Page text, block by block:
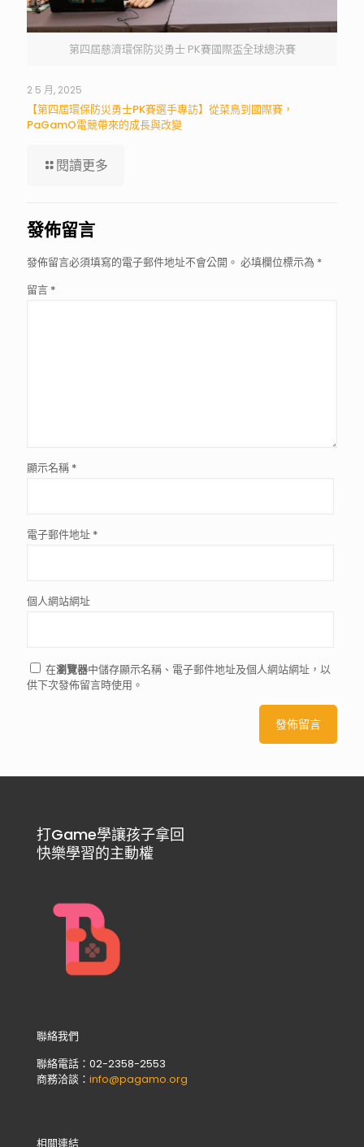
第四屆慈濟環保防災勇士 PK賽國際盃全球總決賽
2 5 月, 2025
【第四屆環保防災勇士PK賽選手專訪】從菜鳥到國際賽，
PaGamO電競帶來的成長與改變
閱讀更多
發佈留言
發佈留言必須填寫的電子郵件地址不會公開。 必填欄位標示為 *
留言 *
顯示名稱 *
電子郵件地址 *
個人網站網址
在瀏覽器中儲存顯示名稱、電子郵件地址及個人網站網址，以
供下次發佈留言時使用。
打Game學讓孩子拿回
快樂學習的主動權
聯絡我們
聯絡電話：02-2358-2553
商務洽談： info@pagamo.org
相關連結